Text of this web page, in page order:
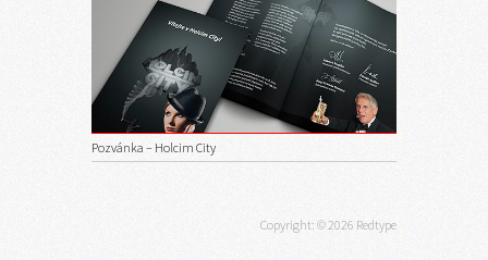
Pozvánka – Holcim City
Copyright: © 2026 Redtype